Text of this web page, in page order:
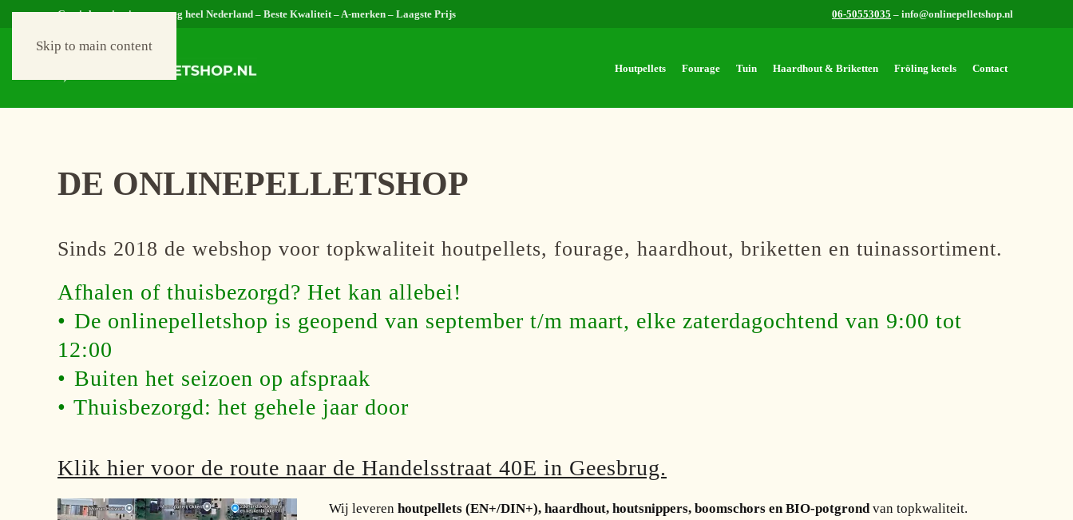
Skip to main content
Gratis levering in nagenoeg heel Nederland – Beste Kwaliteit – A-merken – Laagste Prijs 06-50553035 – info@onlinepelletshop.nl
Houtpellets Fourage Tuin Haardhout & Briketten Fröling ketels Contact
DE ONLINEPELLETSHOP
Sinds 2018 de webshop voor topkwaliteit houtpellets, fourage, haardhout, briketten en tuinassortiment.
Afhalen of thuisbezorgd? Het kan allebei!
•⁠ ⁠De onlinepelletshop is geopend van september t/m maart, elke zaterdagochtend van 9:00 tot
12:00
•⁠ ⁠Buiten het seizoen op afspraak
•⁠ ⁠Thuisbezorgd: het gehele jaar door
Klik hier voor de route naar de Handelsstraat 40E in Geesbrug.
Wij leveren houtpellets (EN+/DIN+), haardhout, houtsnippers, boomschors en BIO-potgrondvan topkwaliteit.